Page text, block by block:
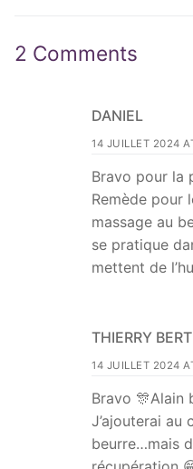
2 Comments
DANIEL
14 JUILLET 2024
Bravo pour la
Remède pour
massage au
se pratique
mettent de
THIERRY
14 JUILLET 2024
Bravo 🎊Alain
J’ajouterai au
beurre…mais